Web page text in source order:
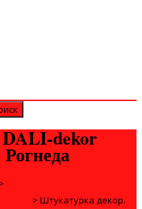
dekor
>
> Штукатурка декор.